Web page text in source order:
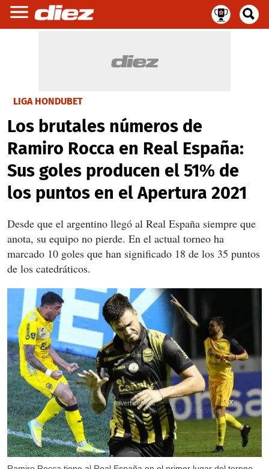
LIGA HONDUBET
Los brutales números de
Ramiro Rocca en Real España:
Sus goles producen el 51% de
los puntos en el Apertura 2021
Desde que el argentino llegó al Real España siempre que
anota, su equipo no pierde. En el actual torneo ha
marcado 10 goles que han significado 18 de los 35 puntos
de los catedráticos.
X
X
X
X